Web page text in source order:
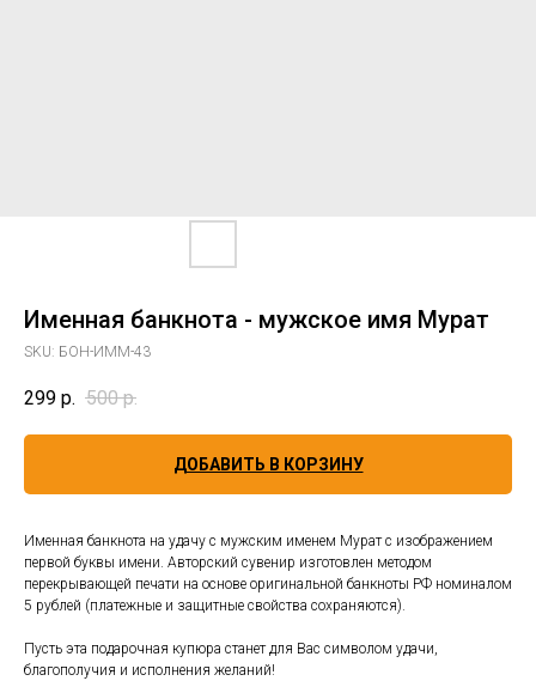
Именная банкнота - мужское имя Мурат
SKU: БОН-ИММ-43
299 р. 500 р.
ДОБАВИТЬ В КОРЗИНУ
Именная банкнота на удачу с мужским именем Мурат с изображением
первой буквы имени. Авторский сувенир изготовлен методом
перекрывающей печати на основе оригинальной банкноты РФ номиналом
5 рублей (платежные и защитные свойства сохраняются).
Пусть эта подарочная купюра станет для Вас символом удачи,
благополучия и исполнения желаний!